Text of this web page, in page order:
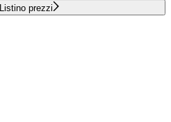
Listino prezzi